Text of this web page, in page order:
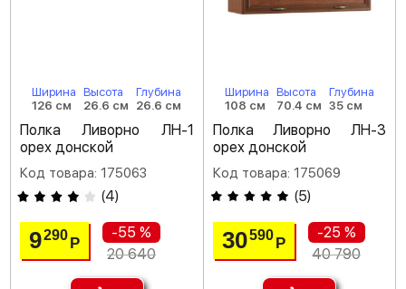
Ширина
126 см
Высота
26.6 см
Глубина
26.6 см
Полка Ливорно ЛН-1
орех донской
Код товара: 175063
(4)
9290Р
-55 %
20 640
Ширина
108 см
Высота
70.4 см
Глубина
35 см
Полка Ливорно ЛН-3
орех донской
Код товара: 175069
(5)
30590 Р
-25 %
40 790